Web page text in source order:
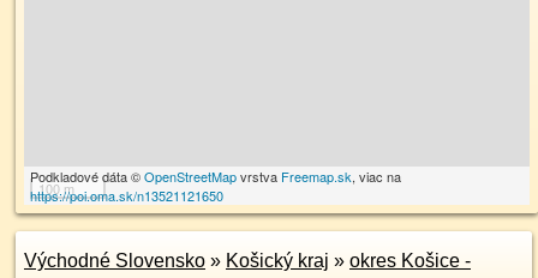
100 m
Podkladové dáta ©OpenStreetMapvrstva Freemap.sk, viac na
https://poi.oma.sk/n13521121650
Východné Slovensko » Košický kraj » okres Košice -